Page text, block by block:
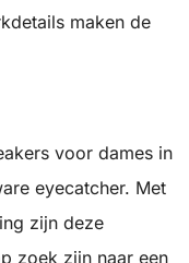
maken de
voor dames in
eyecatcher. Met
zijn deze
zoek zijn naar een